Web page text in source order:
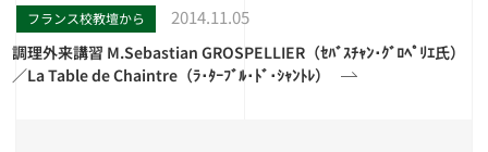
フランス校教壇から 2014.11.05
調理外来講習 M.Sebastian GROSPELLIER（ｾﾊﾞｽﾁｬﾝ･ｸﾞﾛﾍﾟﾘｴ氏）
／La Table de Chaintre（ﾗ･ﾀｰﾌﾞﾙ･ﾄﾞ･ｼｬﾝﾄﾚ）